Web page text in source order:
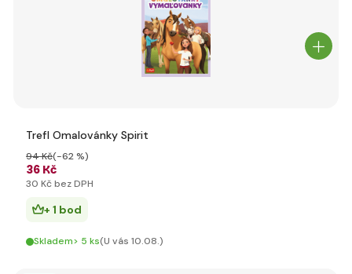
Trefl Omalovánky Spirit
36 Kč
94 Kč(-62 %)
30 Kč bez DPH
+ 1 bod
Skladem> 5 ks(U vás 10.08.)